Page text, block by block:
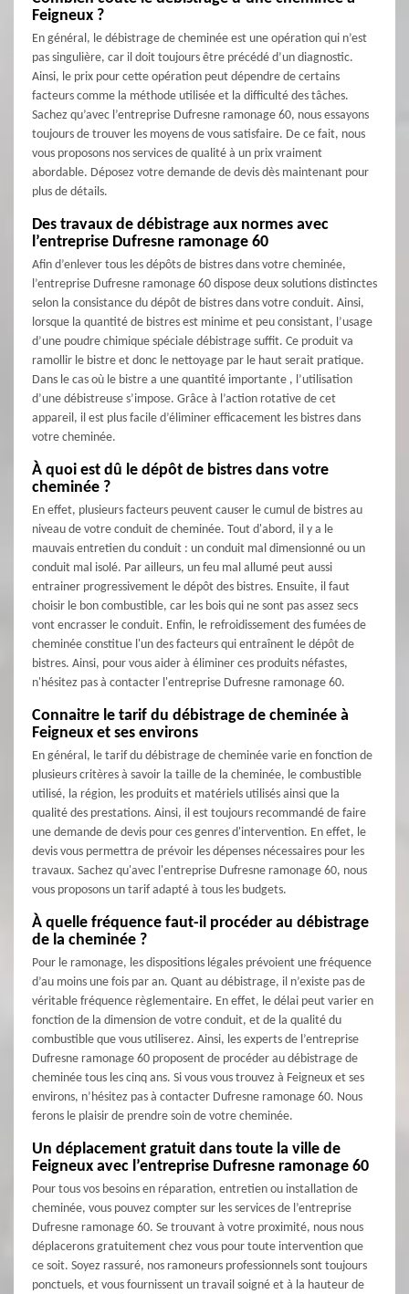
Feigneux ?
En général, le débistrage de cheminée est une opération qui n’est
pas singulière, car il doit toujours être précédé d’un diagnostic.
Ainsi, le prix pour cette opération peut dépendre de certains
facteurs comme la méthode utilisée et la difficulté des tâches.
Sachez qu’avec l’entreprise Dufresne ramonage 60, nous essayons
toujours de trouver les moyens de vous satisfaire. De ce fait, nous
vous proposons nos services de qualité à un prix vraiment
abordable. Déposez votre demande de devis dès maintenant pour
plus de détails.
Des travaux de débistrage aux normes avec
l’entreprise Dufresne ramonage 60
Afin d’enlever tous les dépôts de bistres dans votre cheminée,
l’entreprise Dufresne ramonage 60 dispose deux solutions distinctes
selon la consistance du dépôt de bistres dans votre conduit. Ainsi,
lorsque la quantité de bistres est minime et peu consistant, l’usage
d’une poudre chimique spéciale débistrage suffit. Ce produit va
ramollir le bistre et donc le nettoyage par le haut serait pratique.
Dans le cas où le bistre a une quantité importante , l’utilisation
d’une débistreuse s’impose. Grâce à l’action rotative de cet
appareil, il est plus facile d’éliminer efficacement les bistres dans
votre cheminée.
À quoi est dû le dépôt de bistres dans votre
cheminée ?
En effet, plusieurs facteurs peuvent causer le cumul de bistres au
niveau de votre conduit de cheminée. Tout d'abord, il y a le
mauvais entretien du conduit : un conduit mal dimensionné ou un
conduit mal isolé. Par ailleurs, un feu mal allumé peut aussi
entrainer progressivement le dépôt des bistres. Ensuite, il faut
choisir le bon combustible, car les bois qui ne sont pas assez secs
vont encrasser le conduit. Enfin, le refroidissement des fumées de
cheminée constitue l'un des facteurs qui entraînent le dépôt de
bistres. Ainsi, pour vous aider à éliminer ces produits néfastes,
n'hésitez pas à contacter l'entreprise Dufresne ramonage 60.
Connaitre le tarif du débistrage de cheminée à
Feigneux et ses environs
En général, le tarif du débistrage de cheminée varie en fonction de
plusieurs critères à savoir la taille de la cheminée, le combustible
utilisé, la région, les produits et matériels utilisés ainsi que la
qualité des prestations. Ainsi, il est toujours recommandé de faire
une demande de devis pour ces genres d'intervention. En effet, le
devis vous permettra de prévoir les dépenses nécessaires pour les
travaux. Sachez qu'avec l'entreprise Dufresne ramonage 60, nous
vous proposons un tarif adapté à tous les budgets.
À quelle fréquence faut-il procéder au débistrage
de la cheminée ?
Pour le ramonage, les dispositions légales prévoient une fréquence
d’au moins une fois par an. Quant au débistrage, il n’existe pas de
véritable fréquence règlementaire. En effet, le délai peut varier en
fonction de la dimension de votre conduit, et de la qualité du
combustible que vous utiliserez. Ainsi, les experts de l’entreprise
Dufresne ramonage 60 proposent de procéder au débistrage de
cheminée tous les cinq ans. Si vous vous trouvez à Feigneux et ses
environs, n’hésitez pas à contacter Dufresne ramonage 60. Nous
ferons le plaisir de prendre soin de votre cheminée.
Un déplacement gratuit dans toute la ville de
Feigneux avec l’entreprise Dufresne ramonage 60
Pour tous vos besoins en réparation, entretien ou installation de
cheminée, vous pouvez compter sur les services de l’entreprise
Dufresne ramonage 60. Se trouvant à votre proximité, nous nous
déplacerons gratuitement chez vous pour toute intervention que
ce soit. Soyez rassuré, nos ramoneurs professionnels sont toujours
ponctuels, et vous fournissent un travail soigné et à la hauteur de